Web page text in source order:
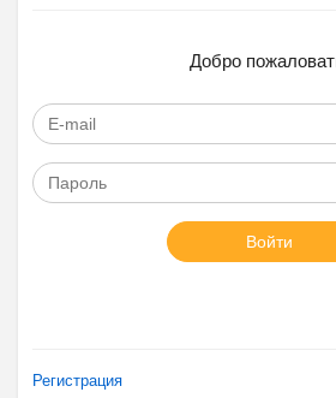
Добро
Войти
Регистрация